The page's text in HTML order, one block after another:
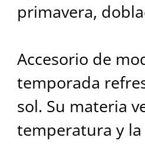
primavera,
Accesorio de
temporada
sol. Su materia
temperatura y